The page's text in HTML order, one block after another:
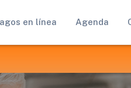
en línea Agenda